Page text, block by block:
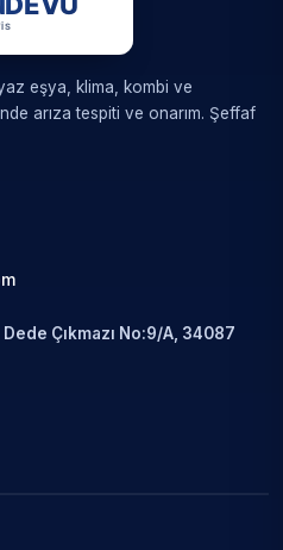
eşya, klima, kombi ve
arıza tespiti ve onarım. Şeffaf
Çıkmazı No:9/A, 34087